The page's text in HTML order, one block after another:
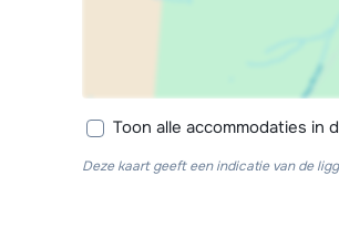
Op de bovenverdieping drie
één met een 2-persoonsbed.
Het chalet heeft een
Toon alle accommodaties in
Deze kaart geeft een indicatie van de